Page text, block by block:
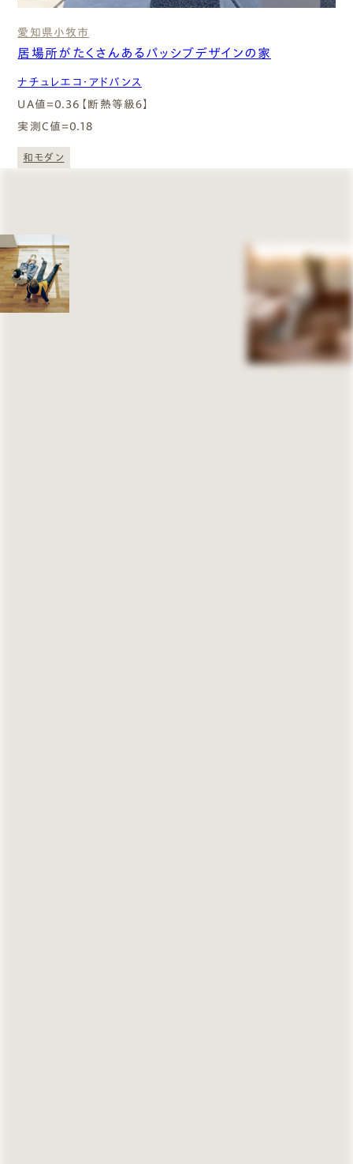
愛知県 小牧市
居場所がたくさんあるパッシブデザインの家
ナチュレエコ・アドバンス
UA値=0.36【断熱等級６】
実測C値=0.18
和モダン